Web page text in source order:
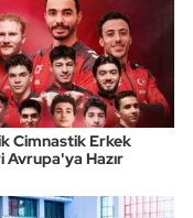
Cimnastik Erkek
Avrupa'ya Hazır